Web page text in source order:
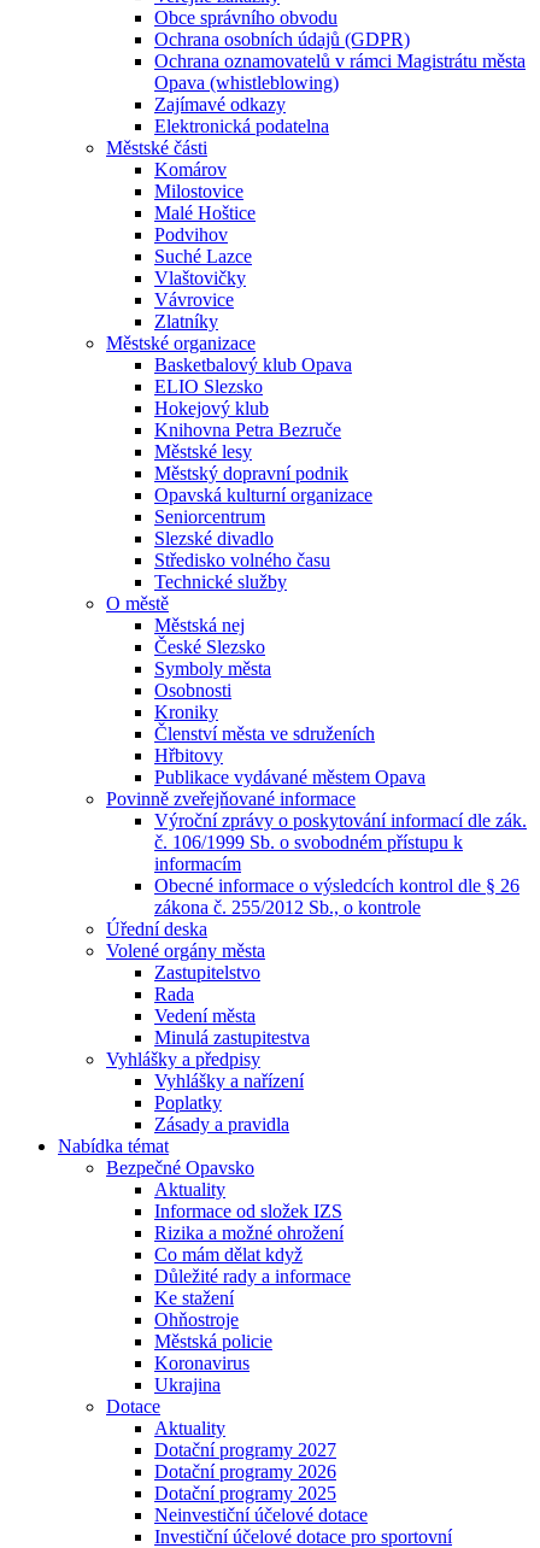
Obce správního obvodu
Ochrana osobních údajů (GDPR)
Ochrana oznamovatelů v rámci Magistrátu města
Opava (whistleblowing)
Zajímavé odkazy
Elektronická podatelna
Městské části
Komárov
Milostovice
Malé Hoštice
Podvihov
Suché Lazce
Vlaštovičky
Vávrovice
Zlatníky
Městské organizace
Basketbalový klub Opava
ELIO Slezsko
Hokejový klub
Knihovna Petra Bezruče
Městské lesy
Městský dopravní podnik
Opavská kulturní organizace
Seniorcentrum
Slezské divadlo
Středisko volného času
Technické služby
O městě
Městská nej
České Slezsko
Symboly města
Osobnosti
Kroniky
Členství města ve sdruženích
Hřbitovy
Publikace vydávané městem Opava
Povinně zveřejňované informace
Výroční zprávy o poskytování informací dle zák.
č. 106/1999 Sb. o svobodném přístupu k
informacím
Obecné informace o výsledcích kontrol dle § 26
zákona č. 255/2012 Sb., o kontrole
Úřední deska
Volené orgány města
Zastupitelstvo
Rada
Vedení města
Minulá zastupitestva
Vyhlášky a předpisy
Vyhlášky a nařízení
Poplatky
Zásady a pravidla
Nabídka témat
Bezpečné Opavsko
Aktuality
Informace od složek IZS
Rizika a možné ohrožení
Co mám dělat když
Důležité rady a informace
Ke stažení
Ohňostroje
Městská policie
Koronavirus
Ukrajina
Dotace
Aktuality
Dotační programy 2027
Dotační programy 2026
Dotační programy 2025
Neinvestiční účelové dotace
Investiční účelové dotace pro sportovní